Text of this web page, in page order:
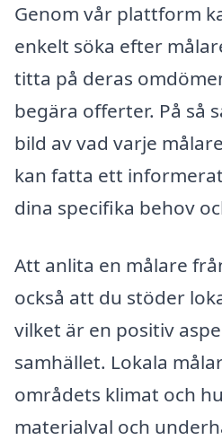
Genom vår plattform
enkelt söka efter
titta på deras
begära offerter. På så
bild av vad varje
kan fatta ett
dina specifika behov
Att anlita en målare
också att du stöder
vilket är en positiv
samhället. Lokala
områdets klimat och
materialval och